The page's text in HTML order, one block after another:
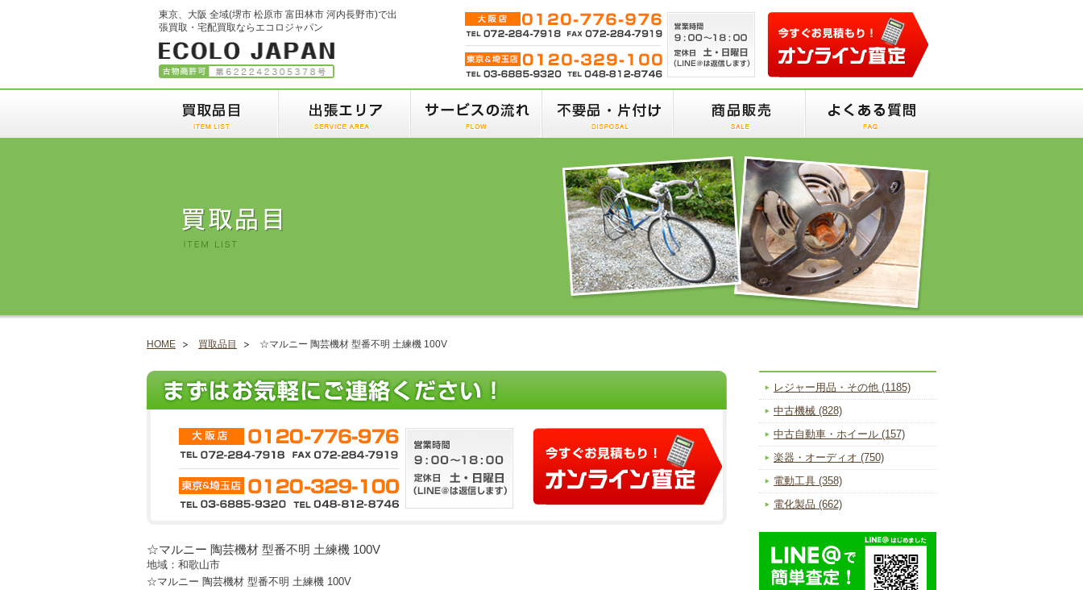
東京、大阪 全域(堺市 松原市 富田林市 河内長野市)で出
張買取・宅配買取ならエコロジャパン
HOME 買取品目 ☆マルニー 陶芸機材 型番不明 土練機 100V
☆マルニー 陶芸機材 型番不明 土練機 100V
地域：和歌山市
☆マルニー 陶芸機材 型番不明 土練機 100V
レジャー用品・その他 (1185)
中古機械 (828)
中古自動車・ホイール (157)
楽器・オーディオ (750)
電動工具 (358)
電化製品 (662)